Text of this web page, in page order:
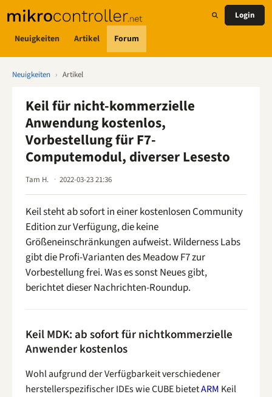
Neuigkeiten Artikel Forum
Login
Neuigkeiten › Artikel
Keil für nicht-kommerzielle
Anwendung kostenlos,
Vorbestellung für F7-
Computemodul, diverser Lesesto
Tam H. 2022-03-23 21:36
Keil steht ab sofort in einer kostenlosen Community
Edition zur Verfügung, die keine
Größeneinschränkungen aufweist. Wilderness Labs
gibt die Profi-Varianten des Meadow F7 zur
Vorbestellung frei. Was es sonst Neues gibt,
berichtet dieser Nachrichten-Roundup.
Keil MDK: ab sofort für nichtkommerzielle
Anwender kostenlos
Wohl aufgrund der Verfügbarkeit verschiedener
herstellerspezifischer IDEs wie CUBE bietetARM Keil